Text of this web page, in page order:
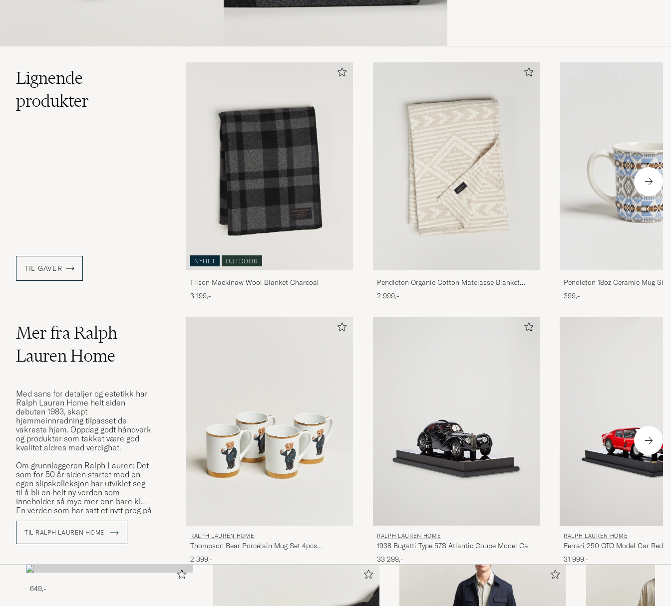
Lignende
produkter
TIL GAVER
NYHET OUTDOOR
Filson Mackinaw Wool Blanket Charcoal
3 199,-
Pendleton Organic Cotton Matelasse Blanket
Ganado
2 999,-
Pendleton 18oz Ceramic Mug
399,-
Mer fra Ralph
Lauren Home
Med sans for detaljer og estetikk har
Ralph Lauren Home helt siden
debuten 1983, skapt
hjemmeinnredning tilpasset de
vakreste hjem. Oppdag godt håndverk
og produkter som takket være god
kvalitet aldres med verdighet.
Om grunnleggeren Ralph Lauren: Det
som for 50 år siden startet med en
egen slipskolleksjon har utviklet seg
til å bli en helt ny verden som
inneholder så mye mer enn bare klær.
En verden som har satt et nytt preg på
amerikansk stil. Ralph Lauren har
alltid stått for god kvalitet og vært en
innovatør innen stil og markedsføring.
Ralph Lauren selger ikke bære klær
som gjenspeiler den amerikanske
drømmen.
TIL RALPH LAUREN HOME RALPH LAUREN HOME
Thompson Bear Porcelain Mug Set 4pcs
White/Gold
2 399,-
RALPH LAUREN HOME
1938 Bugatti Type 57S Atlantic Coupe Model Car
Black
33 299,-
RALPH LAUREN HOME
Ferrari 250 GTO Model Car Red
31 999,-
649,-